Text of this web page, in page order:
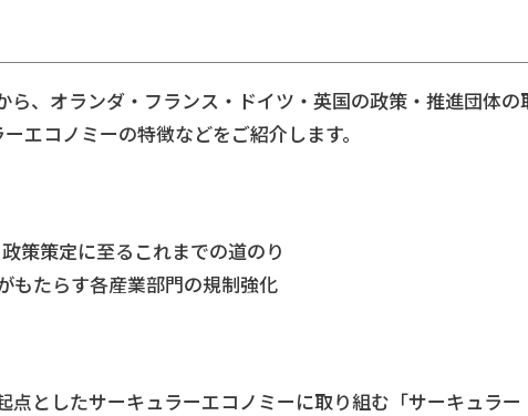
ら、オランダ・フランス・ドイツ・英国の政策・推進団体の
エコノミーの特徴などをご紹介します。
策策定に至るこれまでの道のり
もたらす各産業部門の規制強化
点としたサーキュラーエコノミーに取り組む「サーキュラー